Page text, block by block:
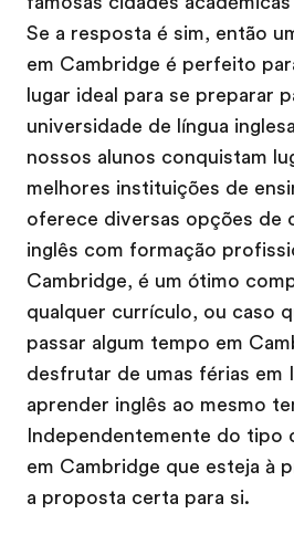
Se a resposta é sim, então
em Cambridge é perfeito
lugar ideal para se preparar
universidade de língua
nossos alunos conquistam
melhores instituições de
oferece diversas opções de
inglês com formação
Cambridge, é um ótimo
qualquer currículo, ou caso
passar algum tempo em
desfrutar de umas férias em
aprender inglês ao mesmo
Independentemente do tipo
em Cambridge que esteja à
a proposta certa para si.